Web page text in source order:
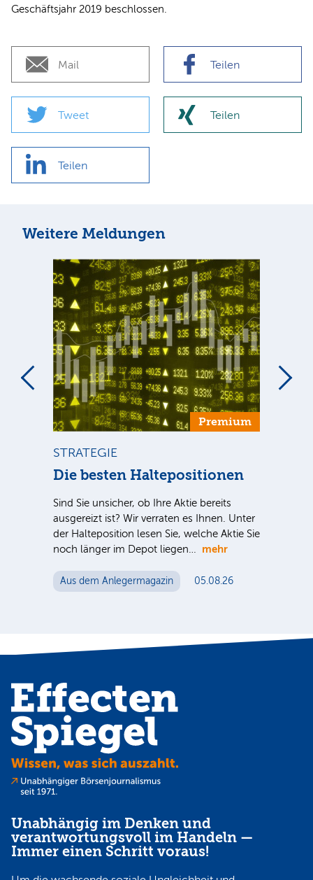
Geschäftsjahr 2019 beschlossen.
Mail Teilen
Tweet Teilen
Teilen
Weitere Meldungen
Premium
STRATEGIE
Die besten Haltepositionen
Sind Sie unsicher, ob Ihre Aktie bereits
ausgereizt ist? Wir verraten es Ihnen. Unter
der Halteposition lesen Sie, welche Aktie Sie
noch länger im Depot liegen… mehr
Aus dem Anlegermagazin 05.08.26
Unabhängig im Denken und
verantwortungsvoll im Handeln —
Immer einen Schritt voraus!